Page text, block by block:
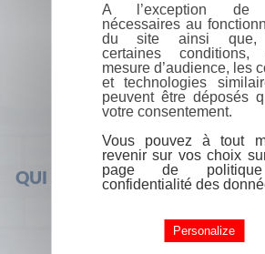
QUI SOMMES-NOUS ? FOIRE
A l’exception de
nécessaires au
du site ainsi que,
certaines
mesure d’audience, les
et technologies
peuvent être déposés
votre consentement.
Vous pouvez à tout
revenir sur vos choix
page de
confidentialité des
Personalize